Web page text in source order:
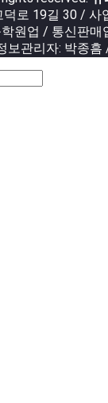
덕로 19길 30 / 사
원업 / 통신판매
보관리자: 박종흠